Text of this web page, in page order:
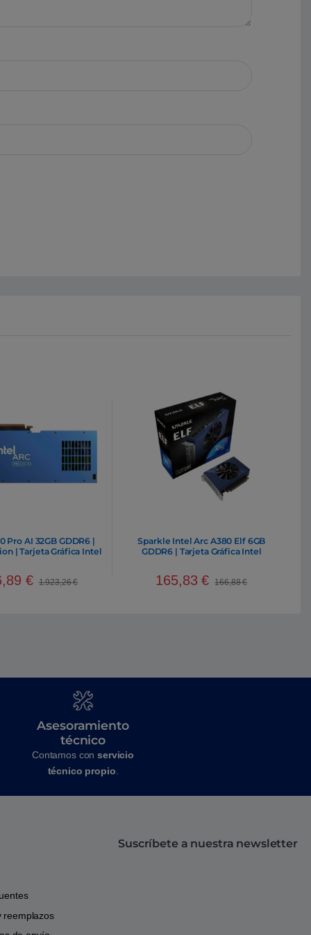
Pro AI 32GB GDDR6 |
| Tarjeta Gráfica Intel
€ 1.923,26€
Sparkle Intel Arc A380 Elf 6GB
GDDR6 | Tarjeta Gráfica Intel
165,83€ 166,88€
Asesoramiento
técnico
Contamos conservicio
técnico propio
reemplazos
Suscríbete a nuestra newsletter